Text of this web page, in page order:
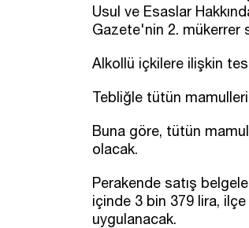
Usul ve Esaslar
Gazete'nin 2. mükerrer
Alkollü içkilere ilişkin
Tebliğle tütün
Buna göre, tütün
olacak.
Perakende satış
içinde 3 bin 379 lira,
uygulanacak.